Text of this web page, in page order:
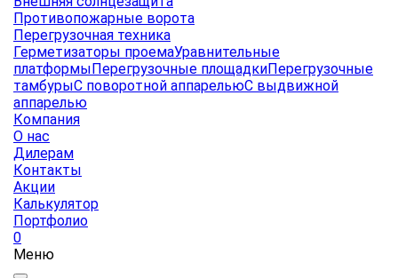
Противопожарные ворота
Перегрузочная техника
Герметизаторы проемаУравнительные
платформыПерегрузочные площадкиПерегрузочные
тамбурыС поворотной аппарельюС выдвижной
аппарелью
Компания
О нас
Дилерам
Контакты
Акции
Калькулятор
Портфолио
0
Меню